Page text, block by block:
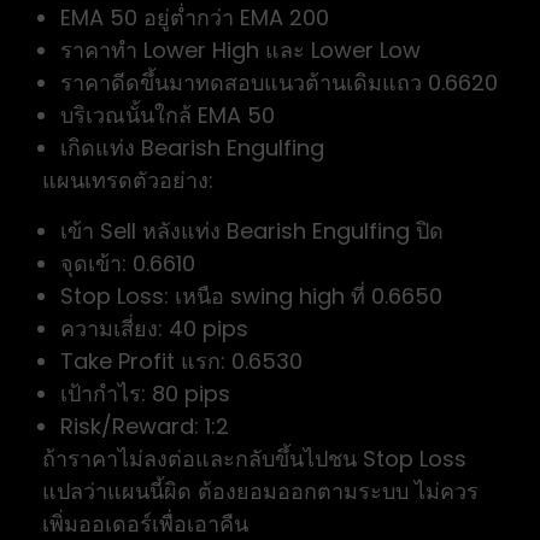
EMA 50 อยู่ต่ำกว่า EMA 200
ราคาทำ Lower High และ Lower Low
ราคาดีดขึ้นมาทดสอบแนวต้านเดิมแถว 0.6620
บริเวณนั้นใกล้ EMA 50
เกิดแท่ง Bearish Engulfing
แผนเทรดตัวอย่าง:
เข้า Sell หลังแท่ง Bearish Engulfing ปิด
จุดเข้า: 0.6610
Stop Loss: เหนือ swing high ที่ 0.6650
ความเสี่ยง: 40 pips
Take Profit แรก: 0.6530
เป้ากำไร: 80 pips
Risk/Reward: 1:2
ถ้าราคาไม่ลงต่อและกลับขึ้นไปชน Stop Loss
แปลว่าแผนนี้ผิด ต้องยอมออกตามระบบ ไม่ควร
เพิ่มออเดอร์เพื่อเอาคืน